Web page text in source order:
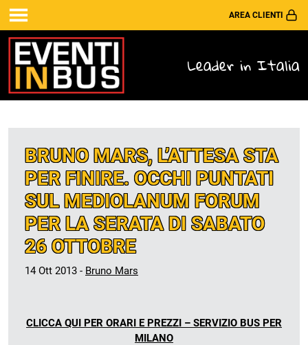
AREA CLIENTI
Leader in Italia
BRUNO MARS, L’ATTESA STA
PER FINIRE. OCCHI PUNTATI
SUL MEDIOLANUM FORUM
PER LA SERATA DI SABATO
26 OTTOBRE
14 Ott 2013 - Bruno Mars
CLICCA QUI PER ORARI E PREZZI – SERVIZIO BUS PER
MILANO